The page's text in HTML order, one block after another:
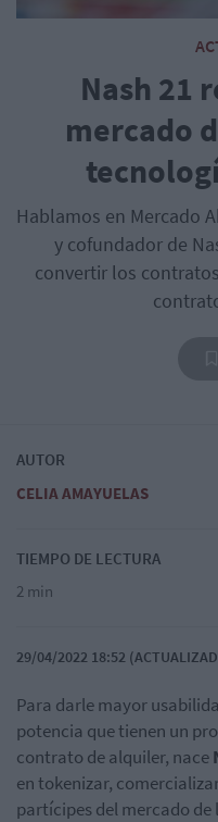
Nash 21
mercado
Hablamos en Mercado
y cofundador de
convertir los
AUTOR
CELIA AMAYUELAS
TIEMPO DE LECTURA
2 min
29/04/2022 18:52
Para darle mayor
potencia que tienen un
contrato de alquiler, nace
en tokenizar,
partícipes del mercado de